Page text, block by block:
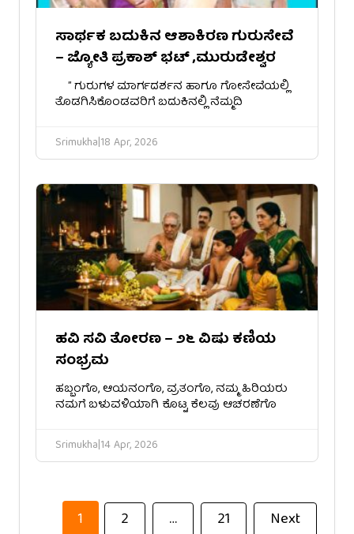
ಸಾರ್ಥಕ ಬದುಕಿನ ಆಶಾಕಿರಣ ಗುರುಸೇವೆ
– ಜ್ಯೋತಿ ಪ್ರಕಾಶ್ ಭಟ್ ,ಮುರುಡೇಶ್ವರ
” ಗುರುಗಳ ಮಾರ್ಗದರ್ಶನ ಹಾಗೂ ಗೋಸೇವೆಯಲ್ಲಿ
ತೊಡಗಿಸಿಕೊಂಡವರಿಗೆ ಬದುಕಿನಲ್ಲಿ ನೆಮ್ಮದಿ
Srimukha|18 Apr, 2026
ಹವಿ ಸವಿ ತೋರಣ – ೨೬ ವಿಷು ಕಣಿಯ
ಸಂಭ್ರಮ
ಹಬ್ಬಂಗೊ, ಆಯನಂಗೊ, ವ್ರತಂಗೊ, ನಮ್ಮ ಹಿರಿಯರು
ನಮಗೆ ಬಳುವಳಿಯಾಗಿ ಕೊಟ್ಟ ಕೆಲವು ಆಚರಣೆಗೊ
Srimukha|14 Apr, 2026
1 2 … 21 Next